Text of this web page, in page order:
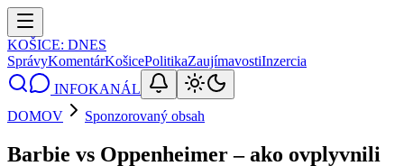
KOŠICE: DNES
SprávyKomentárKošicePolitikaZaujímavostiInzercia
INFOKANÁL
DOMOV
Sponzorovaný obsah
Barbie vs Oppenheimer – ako ovplyvnili